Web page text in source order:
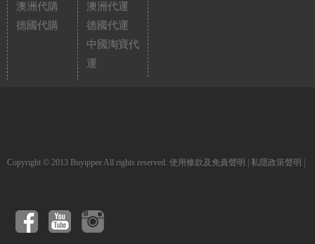
澳洲代購
德國代購
澳洲代運
德國代運
中國淘寶代
運
Copyright © 2013 Buyippee All rights reserved. 使用條款及免責聲明 私隱政策聲明